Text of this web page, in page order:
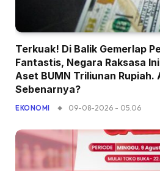
Terkuak! Di Balik Gemerlap
Fantastis, Negara Raksasa
Aset BUMN Triliunan Rupiah.
Sebenarnya?
EKONOMI 09-08-2026 - 05.06